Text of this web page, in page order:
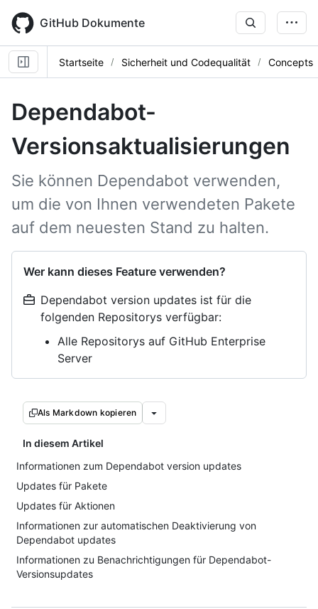
main
content
GitHub Dokumente
Startseite Sicherheit und Codequalität Concepts
Dependabot-
Versionsaktualisierungen
Sie können Dependabot verwenden,
um die von Ihnen verwendeten Pakete
auf dem neuesten Stand zu halten.
Wer kann dieses Feature verwenden?
Dependabot version updates ist für die
folgenden Repositorys verfügbar:
Alle Repositorys auf GitHub Enterprise
Server
Als Markdown kopieren
In diesem Artikel
Informationen zum Dependabot version updates
Updates für Pakete
Updates für Aktionen
Informationen zur automatischen Deaktivierung von
Dependabot updates
Informationen zu Benachrichtigungen für Dependabot-
Versionsupdates